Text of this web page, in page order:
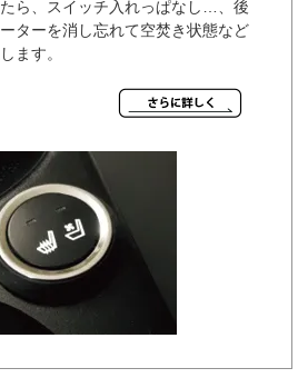
ら、スイッチ入れっぱなし…、後
ターを消し忘れて空焚き状態など
ます。